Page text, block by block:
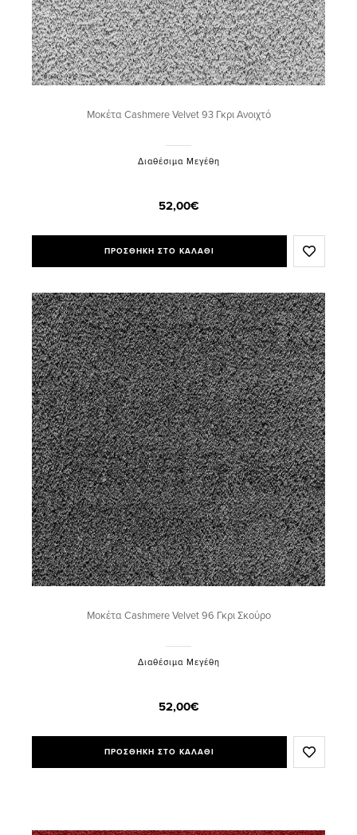
Μοκέτα Cashmere Velvet 93 Γκρι Ανοιχτό
Διαθέσιμα Μεγέθη
52,00€
ΠΡΟΣΘΗΚΗ ΣΤΟ ΚΑΛΑΘΙ
Μοκέτα Cashmere Velvet 96 Γκρι Σκούρο
Διαθέσιμα Μεγέθη
52,00€
ΠΡΟΣΘΗΚΗ ΣΤΟ ΚΑΛΑΘΙ